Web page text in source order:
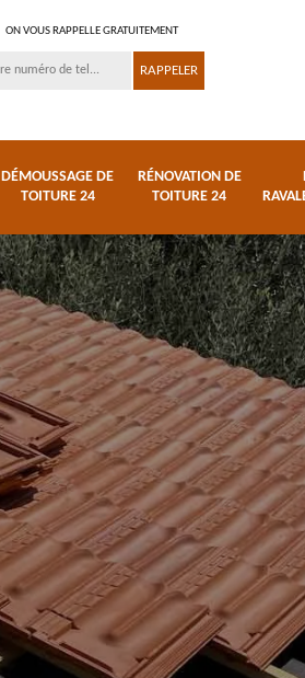
ON VOUS RAPPELLE GRATUITEMENT
DÉMOUSSAGE DE
TOITURE 24
RÉNOVATION DE
TOITURE 24
Réparation de toiture
24